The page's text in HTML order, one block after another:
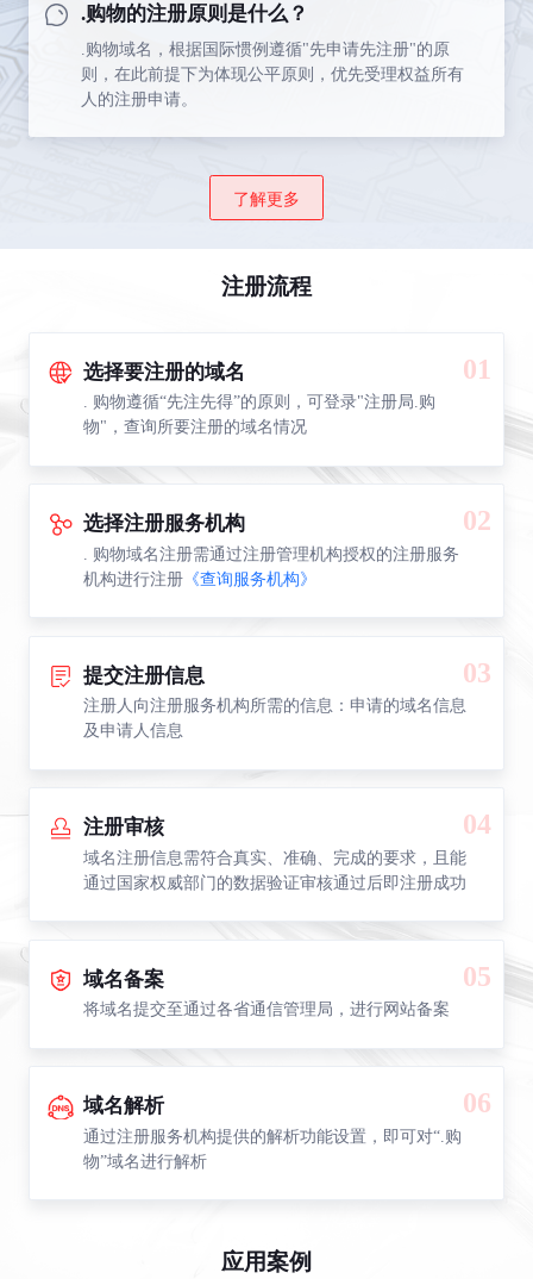
.购物的注册原则是什么？
.购物域名，根据国际惯例遵循"先申请先注册"的原
则，在此前提下为体现公平原则，优先受理权益所有
人的注册申请。
了解更多
注册流程
选择要注册的域名
. 购物遵循“先注先得”的原则，可登录"注册局.购
物"，查询所要注册的域名情况
01
选择注册服务机构
. 购物域名注册需通过注册管理机构授权的注册服务
机构进行注册 《查询服务机构》
02
提交注册信息
注册人向注册服务机构所需的信息：申请的域名信息
及申请人信息
03
注册审核
域名注册信息需符合真实、准确、完成的要求，且能
通过国家权威部门的数据验证审核通过后即注册成功
04
域名备案
将域名提交至通过各省通信管理局，进行网站备案
05
域名解析
通过注册服务机构提供的解析功能设置，即可对“.购
物”域名进行解析
06
应用案例